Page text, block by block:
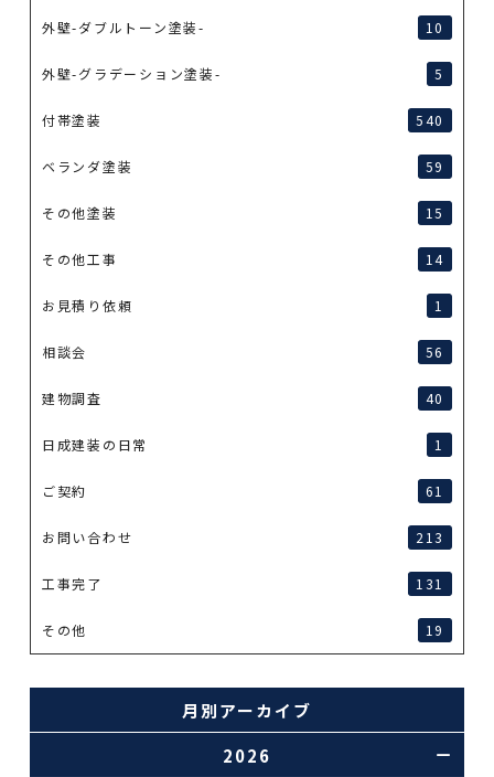
外壁-ダブルトーン塗装- 10
外壁-グラデーション塗装- 5
付帯塗装 540
ベランダ塗装 59
その他塗装 15
その他工事 14
お見積り依頼 1
相談会 56
建物調査 40
日成建装の日常 1
ご契約 61
お問い合わせ 213
工事完了 131
その他 19
月別アーカイブ
2026